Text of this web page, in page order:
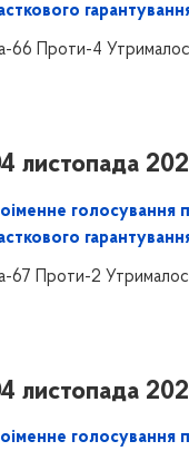
66 Проти-4
листопада
67 Проти-2
листопада